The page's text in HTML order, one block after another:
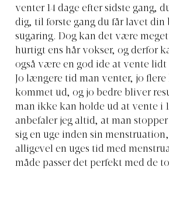
venter 14 dage efter sidste gang,
dig, til første gang du får lavet din
sugaring. Dog kan det være
hurtigt ens hår vokser, og derfor
også være en god ide at vente
Jo længere tid man venter, jo
kommet ud, og jo bedre bliver
man ikke kan holde ud at vente i
anbefaler jeg altid, at man
sig en uge inden sin menstruation,
alligevel en uges tid med
måde passer det perfekt med de